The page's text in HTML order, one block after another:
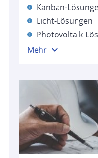
info Kanban-
info Licht-Lösungen
info
Photovoltaik-
Mehr expand_more